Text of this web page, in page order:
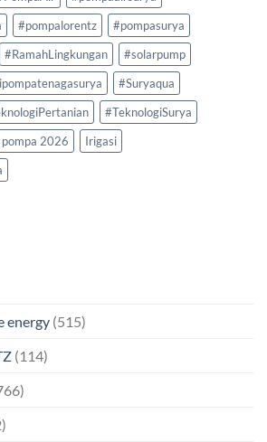
#pompalorentz
#pompasurya
#RamahLingkungan
#solarpump
#Suryaqua
#TeknologiSurya
pompa 2026
Irigasi
energy (515)
(114)